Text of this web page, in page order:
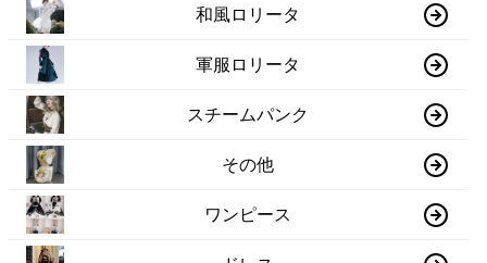
和風ロリータ
軍服ロリータ
スチームパンク
その他
ワンピース